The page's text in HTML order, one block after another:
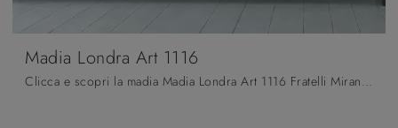
Madia Londra Art 1116
Clicca e scopri la madia Madia Londra Art 1116 Fratelli Mirandola: se vuoi mobili in legno laccato per stanze moderne, questa è la scelta ideale per ...